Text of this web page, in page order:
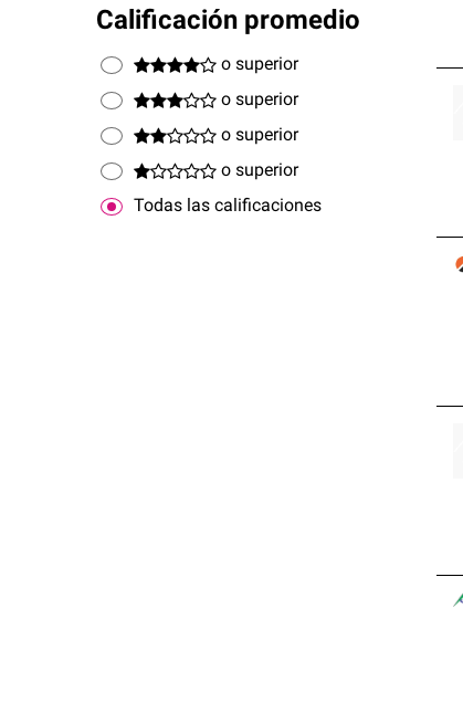
Calificación promedio
o superior
o superior
o superior
o superior
Todas las calificaciones